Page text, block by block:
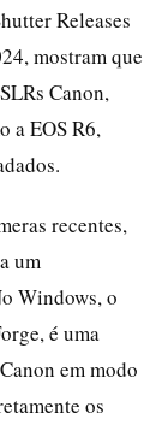
Releases
mostram que
Canon,
a EOS R6,
recentes,
um
Windows, o
é uma
em modo
os